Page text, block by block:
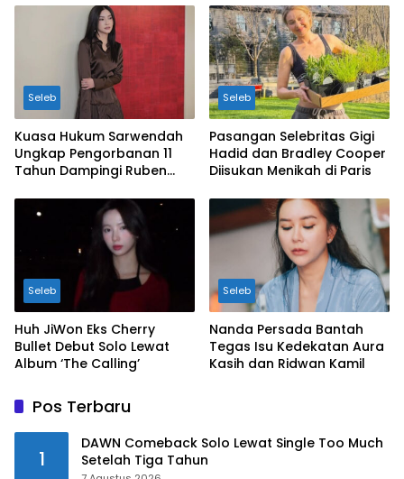
Seleb
Kuasa Hukum Sarwendah
Ungkap Pengorbanan 11
Tahun Dampingi Ruben
Seleb
Pasangan Selebritas Gigi
Hadid dan Bradley Cooper
Diisukan Menikah di Paris
Seleb
Huh JiWon Eks Cherry
Bullet Debut Solo Lewat
Album ‘The Calling’
Seleb
Nanda Persada Bantah
Tegas Isu Kedekatan Aura
Kasih dan Ridwan Kamil
Pos Terbaru
1
DAWN Comeback Solo Lewat Single Too Much
Setelah Tiga Tahun